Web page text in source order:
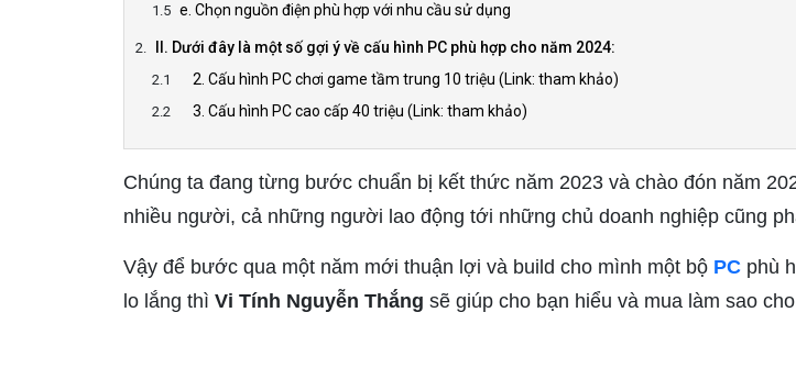
e. Chọn nguồn điện phù hợp với nhu cầu sử dụng
II. Dưới đây là một số gợi ý về cấu hình PC phù hợp cho năm 2024:
2. Cấu hình PC chơi game tầm trung 10 triệu (Link: tham khảo)
3. Cấu hình PC cao cấp 40 triệu (Link: tham khảo)
Chúng ta đang từng bước chuẩn bị kết thức năm 2023 và chào đón năm
nhiều người, cả những người lao động tới những chủ doanh nghiệp cũng
Vậy để bước qua một năm mới thuận lợi và build cho mình một bộ PC phù
lo lắng thì Vi Tính Nguyễn Thắng sẽ giúp cho bạn hiểu và mua làm sao